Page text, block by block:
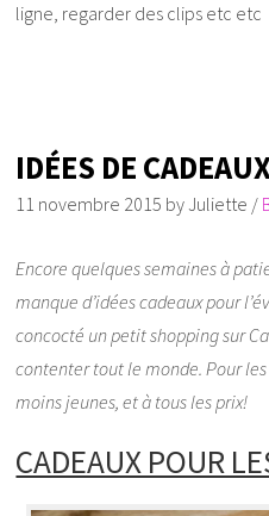
ligne, regarder des clips etc etc
IDÉES DE
11 novembre 2015 byJuliette /
Encore quelques semaines à
manque d’idées cadeaux pour
concocté un petit shopping sur
contenter tout le monde. Pour
moins jeunes, et à tous les prix!
CADEAUX POUR